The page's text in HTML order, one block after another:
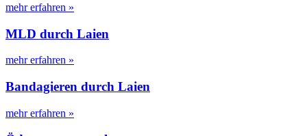
mehr erfahren »
MLD durch Laien
mehr erfahren »
Bandagieren durch Laien
mehr erfahren »